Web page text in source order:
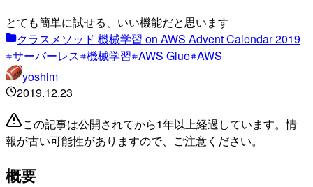
とても簡単に試せる、いい機能だと思います
クラスメソッド 機械学習 on AWS Advent Calendar 2019
サーバーレス 機械学習 AWS Glue AWS
yoshim
2019.12.23
この記事は公開されてから1年以上経過しています。情
報が古い可能性がありますので、ご注意ください。
概要